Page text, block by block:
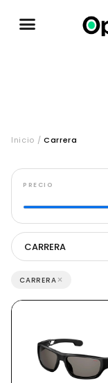
Inicio / Carrera
PRECIO
CARRERA
CARRERA ×